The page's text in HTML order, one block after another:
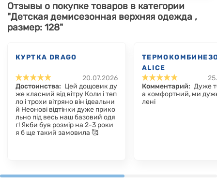
Отзывы о покупке товаров в категории
"Детская демисезонная верхняя одежда ,
размер: 128"
КУРТКА DRAGO
20.07.2026
Достоинства: Цей дощовик ду
же класний від вітру Коли і теп
ло і трохи вітряно він ідеальни
й Неонові відтінки дуже прико
льно під весь наш базовий одя
г! Якби був розмір на 2-3 роки
я б ще такий замовила 🥰
ALICE
Комментарий: Дуже
а комфортний, ми
лені